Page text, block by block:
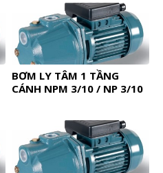
BƠM LY TÂM 1 TẦNG
CÁNH NPM 3/10 / NP 3/10